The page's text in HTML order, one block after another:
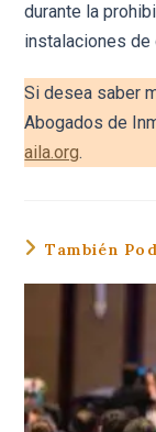
durante la
instalaciones de
Si desea saber
Abogados de
aila.org.
También